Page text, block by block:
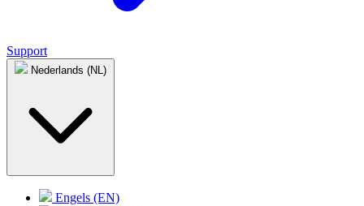
Support
Nederlands (NL)
Engels (EN)